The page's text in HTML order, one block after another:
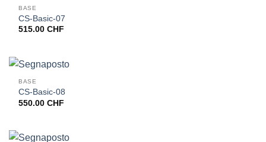
BASE
CS-Basic-07
515.00CHF
BASE
CS-Basic-08
550.00CHF